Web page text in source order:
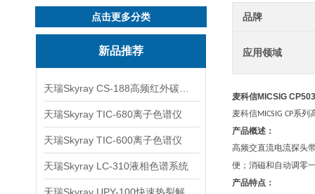
点击更多分类
新品推荐
天瑞Skyray TIC-680离子色谱仪
天瑞Skyray TIC-600离子色谱仪
天瑞Skyray LC-310液相色谱系统
品牌
应用领域
麦科信MICSIG
麦科信MICSIG CP系列
产品概述：
高频交直流电流探头
便；消磁和自动调零
产品特点：